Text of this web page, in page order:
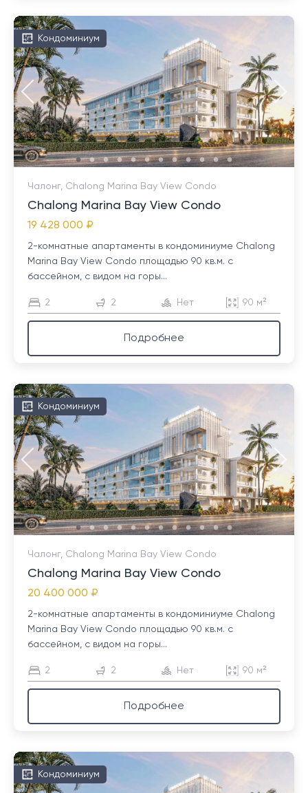
Кондоминиум
Чалонг, Chalong Marina Bay View Condo
Chalong Marina Bay View Condo
19 428 000 ₽
2-комнатные апартаменты в кондоминиуме Chalong
Marina Bay View Condo площадью 90 кв.м. с
бассейном, с видом на горы...
2 2 Нет 90 м²
Подробнее
Кондоминиум
Чалонг, Chalong Marina Bay View Condo
Chalong Marina Bay View Condo
20 400 000 ₽
2-комнатные апартаменты в кондоминиуме Chalong
Marina Bay View Condo площадью 90 кв.м. с
бассейном, с видом на горы...
2 2 Нет 90 м²
Подробнее
Кондоминиум